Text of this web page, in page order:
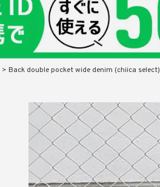
在庫なし商品
表示する
Back double pocket wide denim (chiica select)